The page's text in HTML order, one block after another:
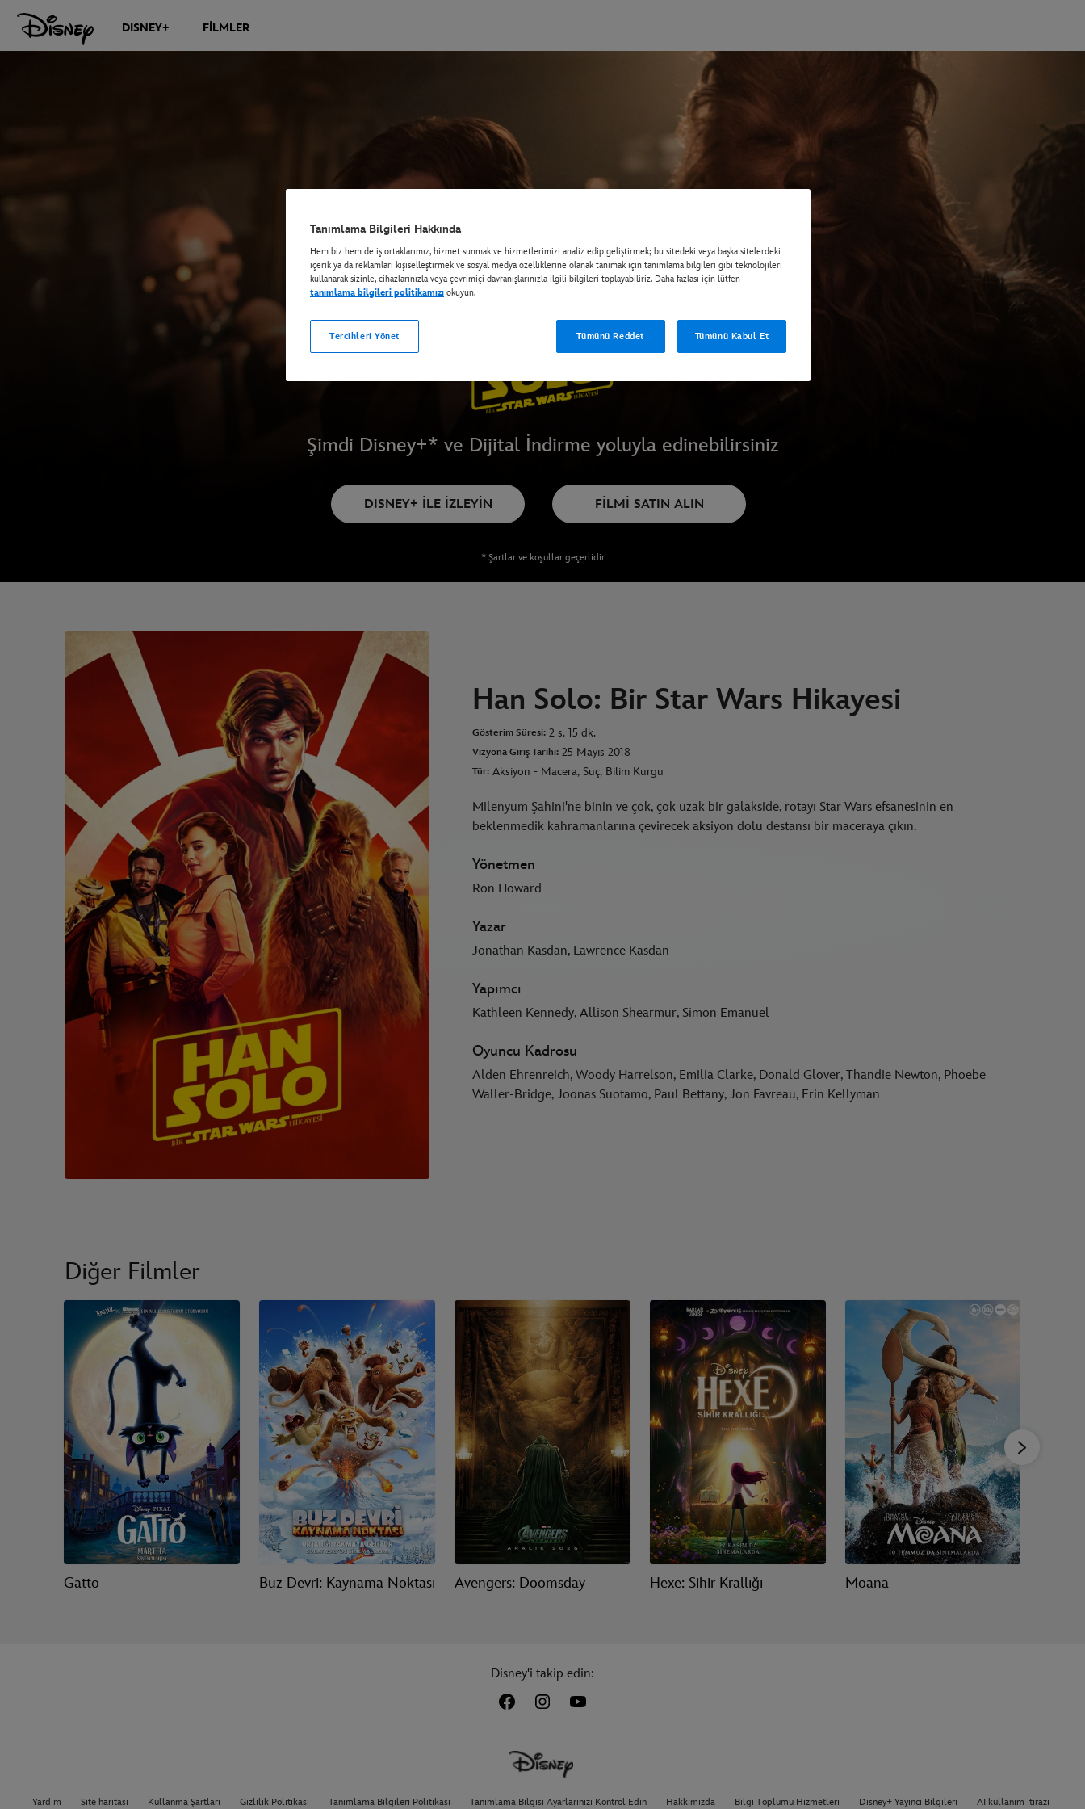
DISNEY+ FİLMLER
Şimdi Disney+* ve Dijital İndirme yoluyla edinebilirsiniz
DISNEY+ İLE İZLEYİN FİLMİ SATIN ALIN
* Şartlar ve koşullar geçerlidir
Han Solo: Bir Star Wars Hikayesi
Gösterim Süresi: 2 s. 15 dk.
Vizyona Giriş Tarihi: 25 Mayıs 2018
Tür: Aksiyon - Macera, Suç, Bilim Kurgu
Milenyum Şahini'ne binin ve çok, çok uzak bir galakside, rotayı Star Wars efsanesinin en
beklenmedik kahramanlarına çevirecek aksiyon dolu destansı bir maceraya çıkın.
Yönetmen
Ron Howard
Yazar
Jonathan Kasdan, Lawrence Kasdan
Yapımcı
Kathleen Kennedy, Allison Shearmur, Simon Emanuel
Oyuncu Kadrosu
Alden Ehrenreich, Woody Harrelson, Emilia Clarke, Donald Glover, Thandie Newton, Phoebe
Waller-Bridge, Joonas Suotamo, Paul Bettany, Jon Favreau, Erin Kellyman
Diğer Filmler
Gatto Buz Devri: Kaynama Noktası Avengers: Doomsday Hexe: Sihir Krallığı Moana
Disney'i takip edin:
Yardım Site haritası Kullanma Şartları Gizlilik Politikası Tanimlama Bilgileri Politikasi Tanımlama Bilgisi Ayarlarınızı Kontrol Edin Hakkımızda Bilgi Toplumu Hizmetleri Disney+ Yayıncı Bilgileri AI kullanım itirazı
Tanımlama Bilgileri Hakkında
Hem biz hem de iş ortaklarımız, hizmet sunmak ve hizmetlerimizi analiz edip geliştirmek; bu sitedeki veya başka sitelerdeki
içerik ya da reklamları kişiselleştirmek ve sosyal medya özelliklerine olanak tanımak için tanımlama bilgileri gibi teknolojileri
kullanarak sizinle, cihazlarınızla veya çevrimiçi davranışlarınızla ilgili bilgileri toplayabiliriz. Daha fazlası için lütfen
tanımlama bilgileri politikamızı okuyun.
Tercihleri Yönet Tümünü Reddet Tümünü Kabul Et